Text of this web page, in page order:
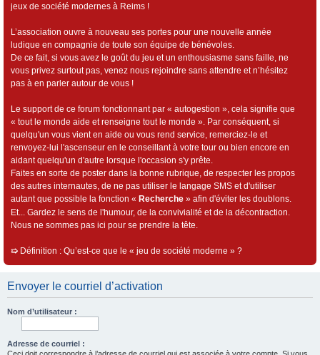
jeux de société modernes à Reims !
L’association ouvre à nouveau ses portes pour une nouvelle année
ludique en compagnie de toute son équipe de bénévoles.
De ce fait, si vous avez le goût du jeu et un enthousiasme sans faille, ne
vous privez surtout pas, venez nous rejoindre sans attendre et n’hésitez
pas à en parler autour de vous !
Le support de ce forum fonctionnant par « autogestion », cela signifie que
« tout le monde aide et renseigne tout le monde ». Par conséquent, si
quelqu'un vous vient en aide ou vous rend service, remerciez-le et
renvoyez-lui l'ascenseur en le conseillant à votre tour ou bien encore en
aidant quelqu'un d'autre lorsque l'occasion s'y prête.
Faites en sorte de poster dans la bonne rubrique, de respecter les propos
des autres internautes, de ne pas utiliser le langage SMS et d'utiliser
autant que possible la fonction « Recherche » afin d'éviter les doublons.
Et... Gardez le sens de l'humour, de la convivialité et de la décontraction.
Nous ne sommes pas ici pour se prendre la tête.
➯ Définition : Qu’est-ce que le « jeu de société moderne » ?
Envoyer le courriel d’activation
Nom d’utilisateur :
Adresse de courriel :